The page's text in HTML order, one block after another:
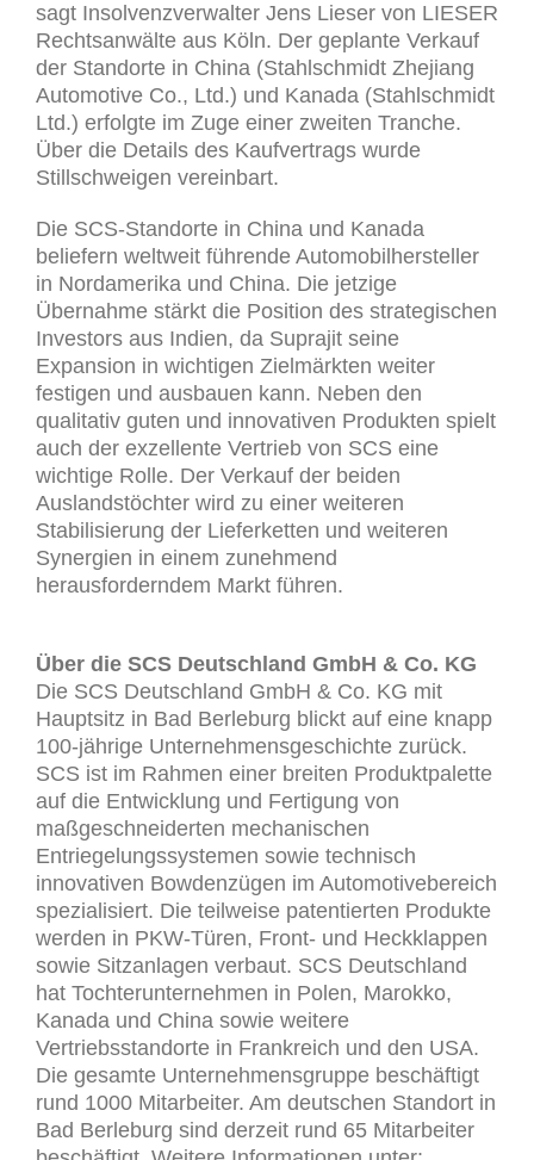
sagt Insolvenzverwalter Jens Lieser von LIESER
Rechtsanwälte aus Köln. Der geplante Verkauf
der Standorte in China (Stahlschmidt Zhejiang
Automotive Co., Ltd.) und Kanada (Stahlschmidt
Ltd.) erfolgte im Zuge einer zweiten Tranche.
Über die Details des Kaufvertrags wurde
Stillschweigen vereinbart.
Die SCS-Standorte in China und Kanada
beliefern weltweit führende Automobilhersteller
in Nordamerika und China. Die jetzige
Übernahme stärkt die Position des strategischen
Investors aus Indien, da Suprajit seine
Expansion in wichtigen Zielmärkten weiter
festigen und ausbauen kann. Neben den
qualitativ guten und innovativen Produkten spielt
auch der exzellente Vertrieb von SCS eine
wichtige Rolle. Der Verkauf der beiden
Auslandstöchter wird zu einer weiteren
Stabilisierung der Lieferketten und weiteren
Synergien in einem zunehmend
herausforderndem Markt führen.
Über die SCS Deutschland GmbH & Co. KG
Die SCS Deutschland GmbH & Co. KG mit
Hauptsitz in Bad Berleburg blickt auf eine knapp
100-jährige Unternehmensgeschichte zurück.
SCS ist im Rahmen einer breiten Produktpalette
auf die Entwicklung und Fertigung von
maßgeschneiderten mechanischen
Entriegelungssystemen sowie technisch
innovativen Bowdenzügen im Automotivebereich
spezialisiert. Die teilweise patentierten Produkte
werden in PKW-Türen, Front- und Heckklappen
sowie Sitzanlagen verbaut. SCS Deutschland
hat Tochterunternehmen in Polen, Marokko,
Kanada und China sowie weitere
Vertriebsstandorte in Frankreich und den USA.
Die gesamte Unternehmensgruppe beschäftigt
rund 1000 Mitarbeiter. Am deutschen Standort in
Bad Berleburg sind derzeit rund 65 Mitarbeiter